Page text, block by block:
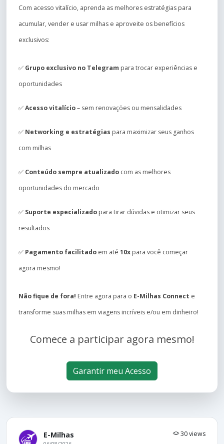
Com acesso vitalício, aprenda as melhores estratégias para
acumular, vender e usar milhas e aproveite os benefícios
exclusivos:
✅ Grupo exclusivo no Telegram para trocar experiências e
oportunidades
✅Acesso vitalício– sem renovações ou mensalidades
✅ Networking e estratégias para maximizar seus ganhos
com milhas
✅ Conteúdo sempre atualizado com as melhores
oportunidades do mercado
✅ Suporte especializado para tirar dúvidas e otimizar seus
resultados
✅ Pagamento facilitado em até 10x para você começar
agora mesmo!
Não fique de fora! Entre agora para o E-Milhas Connect e
transforme suas milhas em viagens incríveis e/ou em dinheiro!
Comece a participar agora mesmo!
Garantir meu Acesso
E-Milhas 30 views